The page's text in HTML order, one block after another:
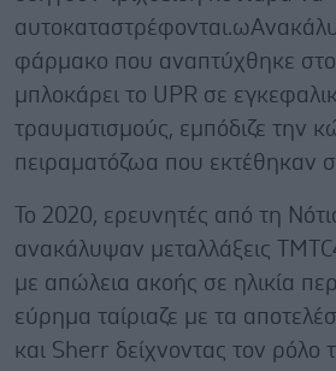
φάρμακο που αναπτύχθηκε στο
μπλοκάρει το UPR σε
τραυματισμούς, εμπόδιζε την
πειραματόζωα που εκτέθηκαν
Το 2020, ερευνητές από τη
ανακάλυψαν μεταλλάξεις
με απώλεια ακοής σε ηλικία
εύρημα ταίριαζε με τα
και Sherr δείχνοντας τον ρόλο